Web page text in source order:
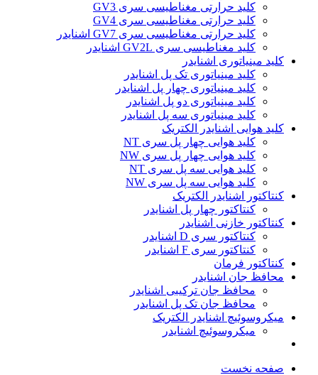
کليد حرارتی مغناطيسی سری GV3
کليد حرارتی مغناطيسی سری GV4
کليد حرارتی مغناطيسی سری GV7 اشنایدر
کليد مغناطيسی سری GV2L اشنایدر
کلید مينياتوری اشنایدر
کلید مینیاتوری تک پل اشنایدر
کلید مینیاتوری چهار پل اشنایدر
کلید مینیاتوری دو پل اشنایدر
کلید مینیاتوری سه پل اشنایدر
کلید هوایی اشنایدر الکتریک
کلید هوایی چهار پل سری NT
کلید هوایی چهار پل سری NW
کلید هوایی سه پل سری NT
کلید هوایی سه پل سری NW
کنتاکتور اشنایدر الکتریک
کنتاکتور چهار پل اشنایدر
کنتاکتور خازنی اشنایدر
کنتاکتور سری D اشنایدر
کنتاکتور سری F اشنایدر
کنتاکتور فرمان
محافظ جان اشنایدر
محافظ جان ترکیبی اشنایدر
محافظ جان تک پل اشنایدر
میکروسوئیچ اشنایدر الکتریک
میکروسوئیچ اشنایدر
صفحه نخست